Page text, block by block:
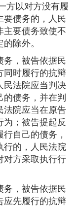
以对方没有履
要债务的，人民
主要债务致使不
除外。
，被告依据民
同时履行的抗辩
民法院应当判决
债务，并在判
法院应当在原告
为；被告提起反
自己的债务，
行的，人民法院
对方采取执行行
，被告依据民
应先履行的抗辩